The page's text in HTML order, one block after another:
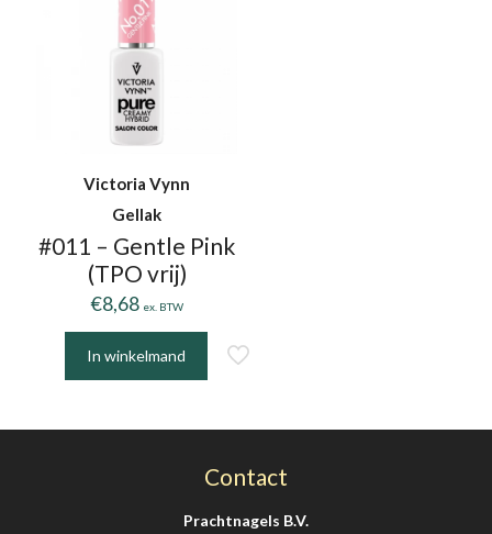
Victoria Vynn
Gellak
#011 – Gentle Pink
(TPO vrij)
€8,68 ex. BTW
In winkelmand
Contact
Prachtnagels B.V.